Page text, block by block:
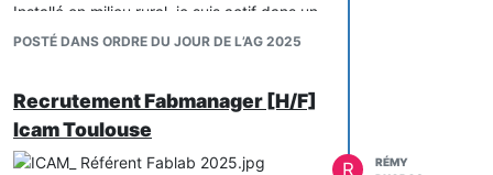
Installé en milieu rural, je suis actif dans un
tiers-lieu et j’anime des activités de
locales et favoriser le faire ensemble. Mon
engagement dans les fablabs s’inscrit
dans cette volonté de relier les habitants,
POSTÉ DANS ORDRE DU JOUR DE L’AG 2025
Recrutement Fabmanager [H/F]
Icam Toulouse
R
RÉMY